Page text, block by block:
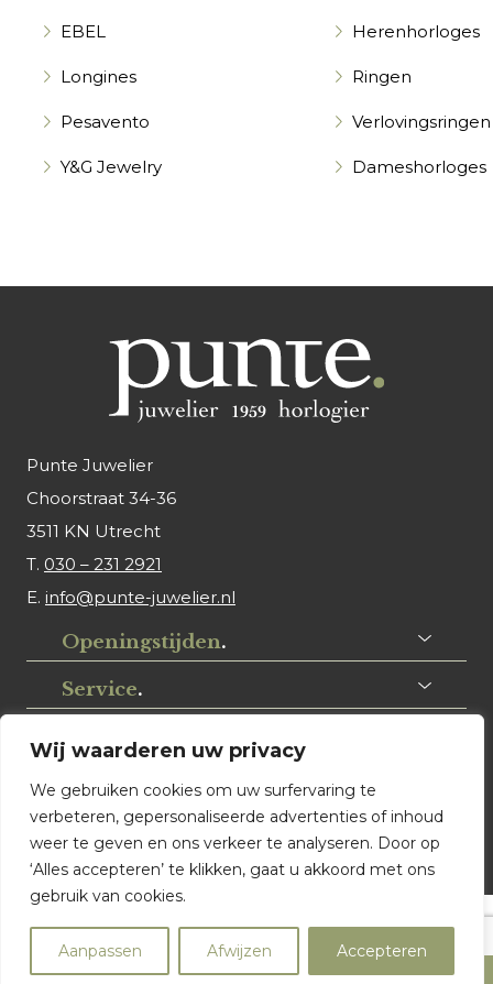
Wij waarderen uw privacy
We gebruiken cookies om uw surfervaring te
verbeteren, gepersonaliseerde advertenties of inhoud
weer te geven en ons verkeer te analyseren. Door op
‘Alles accepteren’ te klikken, gaat u akkoord met ons
gebruik van cookies.
Aanpassen Afwijzen Accepteren
Product filters
EBEL
Longines
Pesavento
Y&G Jewelry
Herenhorloges
Ringen
Verlovingsringen
Dameshorloges
Punte Juwelier
Choorstraat 34-36
3511 KN Utrecht
T. 030 – 231 2921
E. info@punte-juwelier.nl
Openingstijden.
Service.
Volg ons
© Punte Juwelier Utrecht. Website ontwerp & realisatie:
Watch this Agency BV Almere